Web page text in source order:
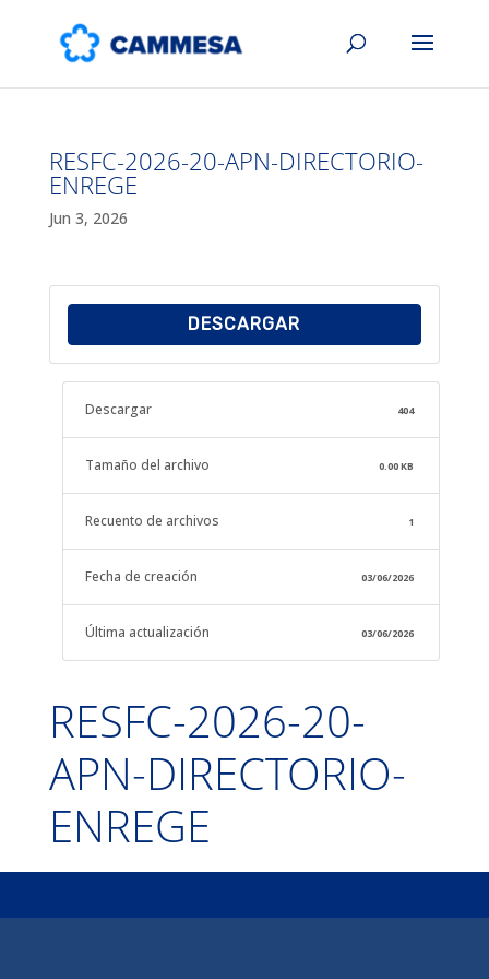
RESFC-2026-20-APN-DIRECTORIO-
ENREGE
Jun 3, 2026
DESCARGAR
Descargar 404
Tamaño del archivo 0.00 KB
Recuento de archivos 1
Fecha de creación 03/06/2026
Última actualización 03/06/2026
RESFC-2026-20-
APN-DIRECTORIO-
ENREGE